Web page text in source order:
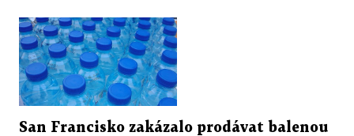
San Francisko zakázalo prodávat balenou